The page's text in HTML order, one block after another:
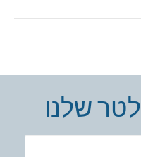
שלנו